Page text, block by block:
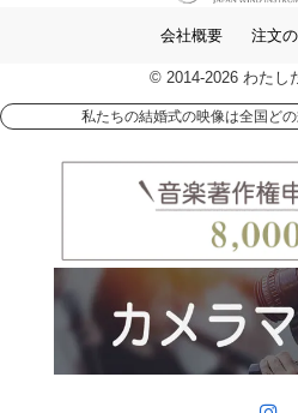
会社概要 注文
© 2014-2026 わたし
私たちの結婚式の映像は全国ど